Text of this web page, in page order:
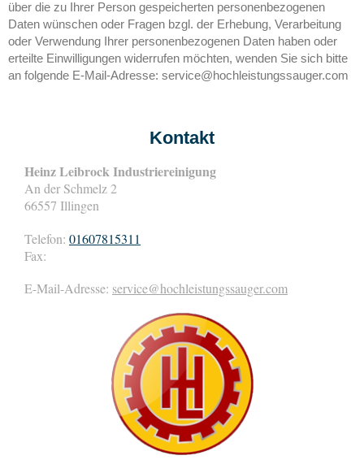
über die zu Ihrer Person gespeicherten personenbezogenen
Daten wünschen oder Fragen bzgl. der Erhebung, Verarbeitung
oder Verwendung Ihrer personenbezogenen Daten haben oder
erteilte Einwilligungen widerrufen möchten, wenden Sie sich bitte
an folgende E-Mail-Adresse: service@hochleistungssauger.com
Kontakt
Heinz Leibrock Industriereinigung
An der Schmelz2
66557 Illingen
Telefon: 01607815311
Fax:
E-Mail-Adresse: service@hochleistungssauger.com